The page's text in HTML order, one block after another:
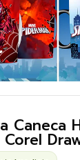
Caneca